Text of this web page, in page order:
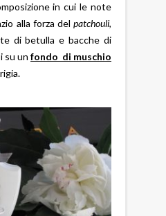
in cui le note
alla forza del patchouli,
di betulla e bacche di
su un fondo di muschio